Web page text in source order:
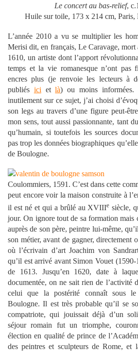
Le concert au bas-relief,
Huile sur toile, 173 x 214 cm, Paris,
L’année 2010 a vu se multiplier les
Merisi dit, en français, Le Caravage,
1610, un artiste dont l’apport
temps et la vie romanesque n’ont pas
encres plus (je renvoie les lecteurs à
publiés ici etlà) ou moins informées.
inutilement sur ce sujet, j’ai choisi
son legs au travers d’une figure peut-
mon sens, tout aussi passionnante, tant
qu’humain, si toutefois les sources
pas trop les données biographiques
de Boulogne.
Coulommiers, 1591. C’est dans cette
peut encore voir la maison construite à
il est né et qui a brûlé au XVIIIe siècle,
jour. On ignore tout de sa formation mais
auprès de son père, peintre lui-même,
son métier, avant de gagner, directement
où l’écrivain d’art Joachim von
qu’il est arrivé avant Simon Vouet
de 1613. Jusqu’en 1620, date à
documentée, on ne sait rien de l’activité
celui que la postérité connaît sous
Boulogne. Il est très probable qu’il se
compatriote, qui jouissait déjà d’un
séjour romain fut un triomphe,
élection en qualité de prince de
des peintres et sculpteurs de Rome, et